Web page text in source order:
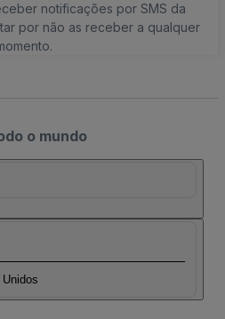
notificações por SMS da
por não as receber a qualquer
o mundo